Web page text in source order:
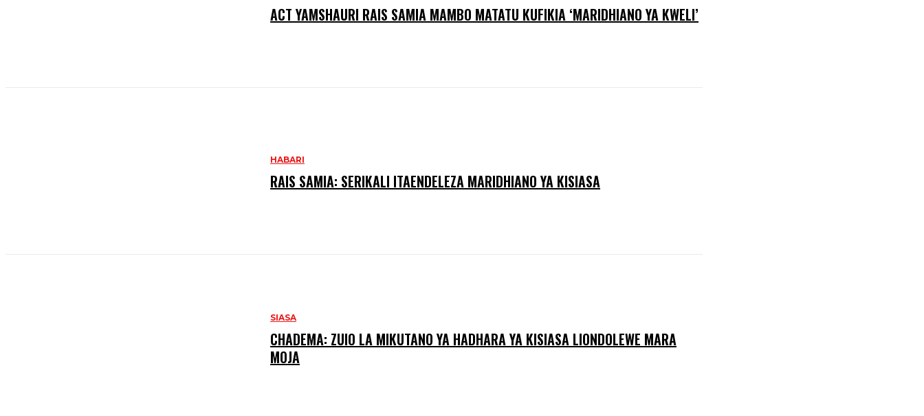
ACT YAMSHAURI RAIS SAMIA MAMBO MATATU KUFIKIA ‘MARIDHIANO YA KWELI’
HABARI
RAIS SAMIA: SERIKALI ITAENDELEZA MARIDHIANO YA KISIASA
SIASA
CHADEMA: ZUIO LA MIKUTANO YA HADHARA YA KISIASA LIONDOLEWE MARA
MOJA